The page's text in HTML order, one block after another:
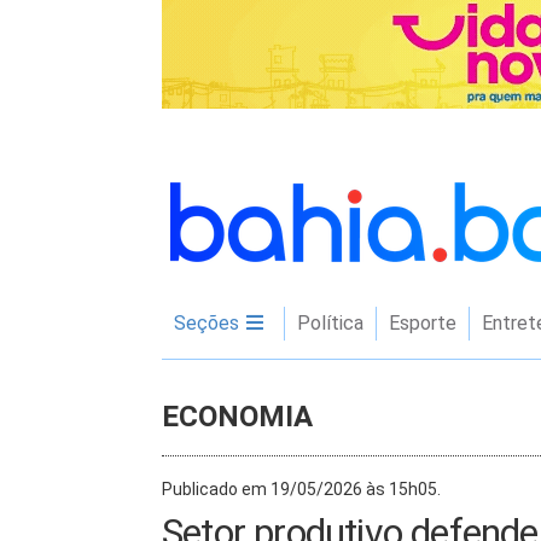
Seções Política Esporte
ECONOMIA
Publicado em 19/05/2026 às 15h05.